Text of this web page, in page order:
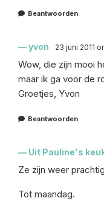
Beantwoorden
yvon 23 juni 2011
Wow, die zijn mooi
maar ik ga voor de
Groetjes, Yvon
Beantwoorden
Uit Pauline's
Ze zijn weer
Tot maandag.